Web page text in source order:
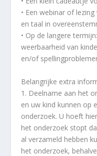
• Een webinar of
en taal in
• Op de langere
weerbaarheid van
en/of
Belangrijke extra
1. Deelname aan het
en uw kind kunnen op
onderzoek. U hoeft
het onderzoek stopt
al verzameld hebben
het onderzoek,